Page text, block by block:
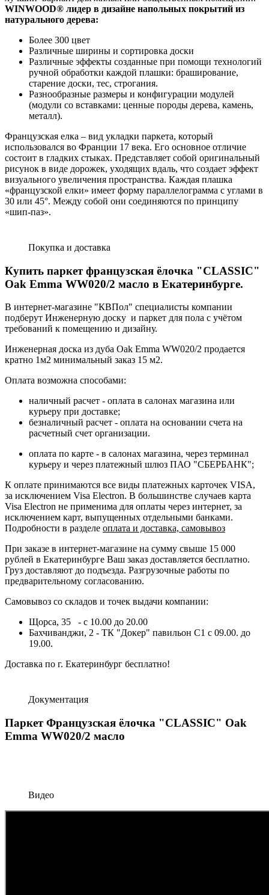
WINWOOD® лидер в дизайне напольных покрытий из
натурального дерева:
Более 300 цвет
Различные ширины и сортировка доски
Различные эффекты созданные при помощи технологий
ручной обработки каждой плашки: браширование,
старение доски, тес, строгания.
Разнообразные размеры и конфигурации модулей
(модули со вставками: ценные породы дерева, камень,
металл).
Французская елка – вид укладки паркета, который
использовался во Франции 17 века. Его основное отличие
состоит в гладких стыках. Представляет собой оригинальный
рисунок в виде дорожек, уходящих вдаль, что создает эффект
визуального увеличения пространства. Каждая плашка
«французской елки» имеет форму параллелограмма с углами в
30 или 45°. Между собой они соединяются по принципу
«шип-паз».
Покупка и доставка
Купить паркет французская ёлочка "CLASSIC"
Oak Emma WW020/2 масло в Екатеринбурге.
В интернет-магазине "КВПол" специалисты компании
подберут Инженерную доску и паркет для пола с учётом
требований к помещению и дизайну.
Инженерная доска из дуба Oak Emma WW020/2 продается
кратно 1м2 минимальный заказ 15 м2.
Оплата возможна способами:
наличный расчет - оплата в салонах магазина или
курьеру при доставке;
безналичный расчет - оплата на основании счета на
расчетный счет организации.
оплата по карте - в салонах магазина, через терминал
курьеру и через платежный шлюз ПАО "СБЕРБАНК";
К оплате принимаются все виды платежных карточек VISA,
за исключением Visa Electron. В большинстве случаев карта
Visa Electron не применима для оплаты через интернет, за
исключением карт, выпущенных отдельными банками.
Подробности в разделе оплата и доставка, самовывоз
При заказе в интернет-магазине на сумму свыше 15 000
рублей в Екатеринбурге Ваш заказ доставляется бесплатно.
Груз доставляют до подъезда. Разгрузочные работы по
предварительному согласованию.
Самовывоз со складов и точек выдачи компании:
Щорса, 35 - с 10.00 до 20.00
Бахчиванджи, 2 - ТК "Докер" павильон С1 с 09.00. до
19.00.
Доставка по г. Екатеринбург бесплатно!
Документация
Паркет Французская ёлочка "CLASSIC" Oak
Emma WW020/2 масло
Видео